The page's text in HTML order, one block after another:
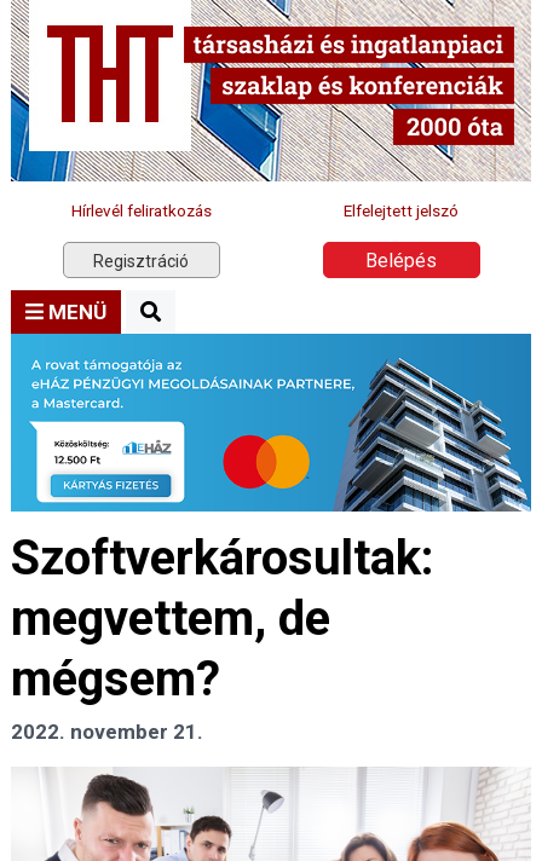
Hírlevél feliratkozás Elfelejtett jelszó
Regisztráció Belépés
MENÜ
Szoftverkárosultak:
megvettem, de
mégsem?
2022. november 21.